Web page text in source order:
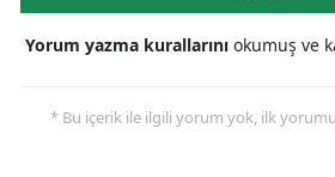
Yorum yazma kurallarını okumuş ve
* Bu içerik ile ilgili yorum yok, ilk yorumu